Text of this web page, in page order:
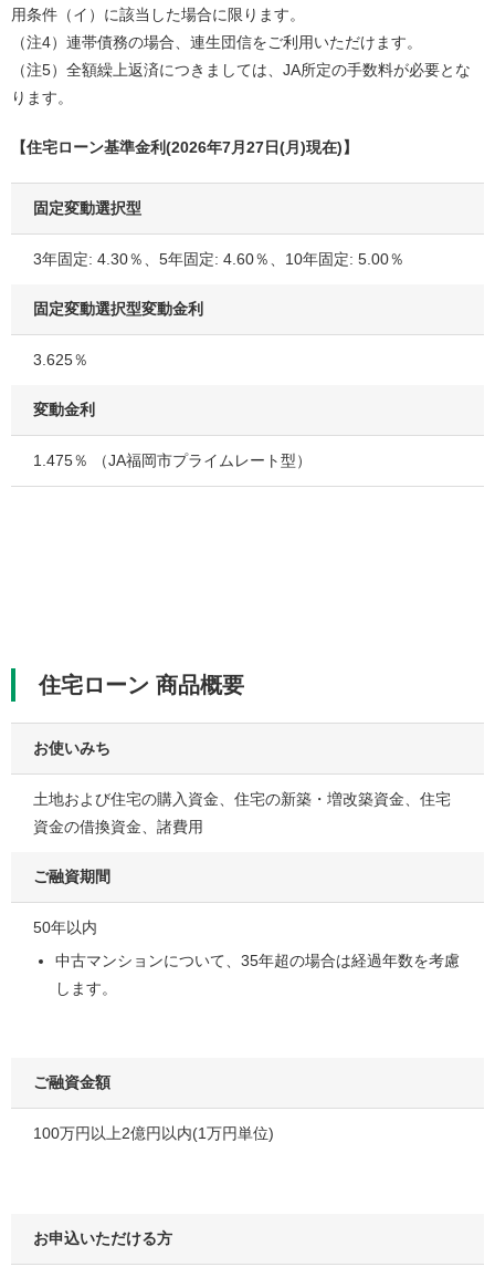
用条件（イ）に該当した場合に限ります。
（注4）連帯債務の場合、連生団信をご利用いただけます。
（注5）全額繰上返済につきましては、JA所定の手数料が必要とな
ります。
【住宅ローン基準金利(2026年7月27日(月)現在)】
固定変動選択型
3年固定: 4.30％、5年固定: 4.60％、10年固定: 5.00％
固定変動選択型変動金利
3.625％
変動金利
1.475％ （JA福岡市プライムレート型）
住宅ローン 商品概要
お使いみち
土地および住宅の購入資金、住宅の新築・増改築資金、住宅
資金の借換資金、諸費用
ご融資期間
50年以内
中古マンションについて、35年超の場合は経過年数を考慮
します。
ご融資金額
100万円以上2億円以内(1万円単位)
お申込いただける方